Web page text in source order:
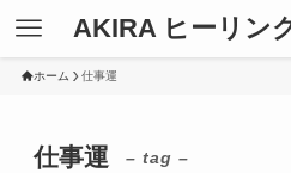
AKIRA ヒーリン
ホーム 仕事運
仕事運 – tag –